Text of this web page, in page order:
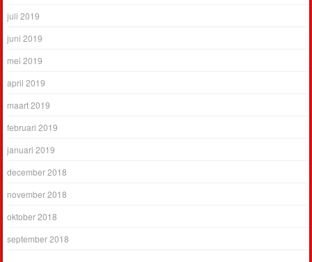
juli 2019
juni 2019
mei 2019
april 2019
maart 2019
februari 2019
januari 2019
december 2018
november 2018
oktober 2018
september 2018